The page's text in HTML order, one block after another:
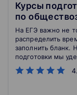
Курсы
по
На ЕГЭ важно не
распределить
заполнить бланк.
подготовки мы
нюансам